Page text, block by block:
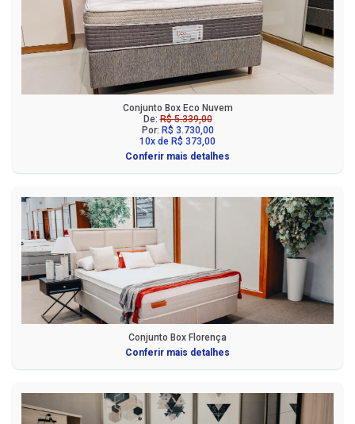
Conjunto Box Eco Nuvem
De:R$ 5.339,00
Por: R$ 3.730,00
10x de R$ 373,00
Conferir mais detalhes
Conjunto Box Florença
Conferir mais detalhes